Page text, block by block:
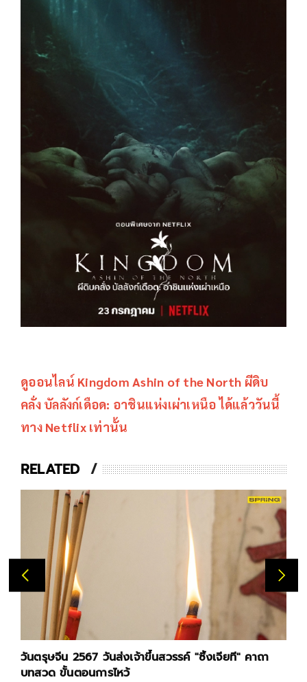
ดูออนไลน์ Kingdom Ashin of the North ผีดิบ
คลั่ง บัลลังก์เดือด: อาชินแห่งเผ่าเหนือ ได้แล้ววันนี้
ทาง Netflix เท่านั้น
RELATED
วันตรุษจีน 2567 วันส่งเจ้าขึ้นสวรรค์ "ซิ้งเจียที" คาถา
บทสวด ขั้นตอนการไหว้